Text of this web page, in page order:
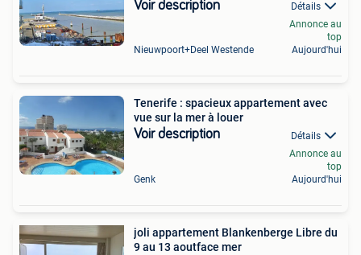
Voir description Détails
Nieuwpoort+Deel Westende
Annonce au
top
Aujourd'hui
Tenerife : spacieux appartement avec
vue sur la mer à louer
Voir description Détails
Genk
Annonce au
top
Aujourd'hui
joli appartement Blankenberge Libre du
9 au 13 aoutface mer